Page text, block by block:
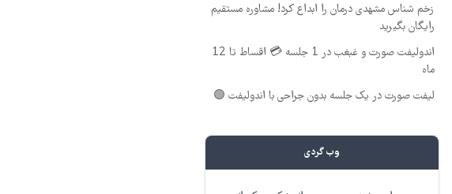
زخم شناس مشهدی درمان را ابداع کرد! مشاوره مستقیم
رایگان بگیرید
اندولیفت صورت و غبغب در 1 جلسه 💳 اقساط تا 12
ماه
لیفت صورت در یک جلسه بدون جراحی با اندولیفت 🟢
وب گردی